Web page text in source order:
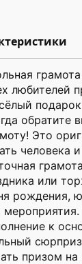
любителей
обратите
Это
человека
или
рождения,
к
призом на